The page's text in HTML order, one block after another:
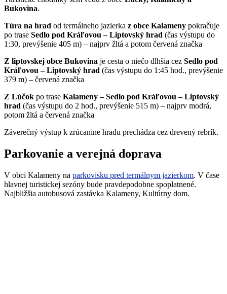
Bukovina.
Túra na hrad od termálneho jazierka z obce Kalameny pokračuje
po trase Sedlo pod Kráľovou – Liptovský hrad (čas výstupu do
1:30, prevýšenie 405 m) – najprv žltá a potom červená značka
Z liptovskej obce Bukovina je cesta o niečo dlhšia cez Sedlo pod
Kráľovou – Liptovský hrad (čas výstupu do 1:45 hod., prevýšenie
379 m) – červená značka
Z Lúčok po trase Kalameny – Sedlo pod Kráľovou – Liptovský
hrad (čas výstupu do 2 hod., prevýšenie 515 m) – najprv modrá,
potom žltá a červená značka
Záverečný výstup k zrúcanine hradu prechádza cez drevený rebrík.
Parkovanie a verejná doprava
V obci Kalameny na parkovisku pred termálnym jazierkom. V čase
hlavnej turistickej sezóny bude pravdepodobne spoplatnené.
Najbližšia autobusová zastávka Kalameny, Kultúrny dom.